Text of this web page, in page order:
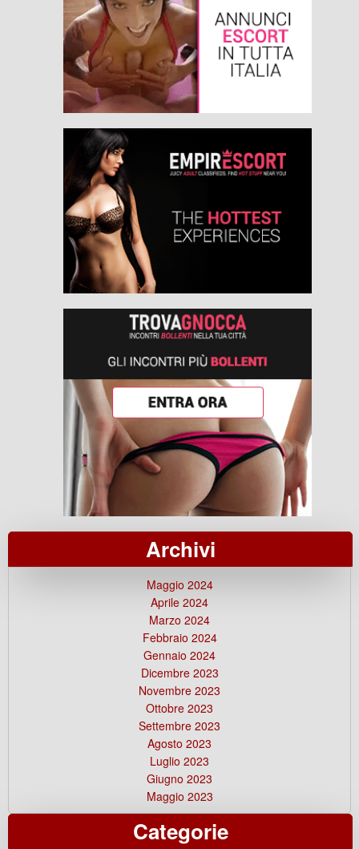
Archivi
Maggio 2024
Aprile 2024
Marzo 2024
Febbraio 2024
Gennaio 2024
Dicembre 2023
Novembre 2023
Ottobre 2023
Settembre 2023
Agosto 2023
Luglio 2023
Giugno 2023
Maggio 2023
Categorie